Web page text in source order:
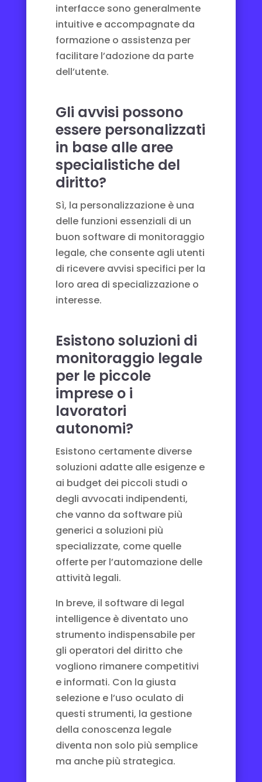
interfacce sono generalmente
intuitive e accompagnate da
formazione o assistenza per
facilitare l’adozione da parte
dell’utente.
Gli avvisi possono
essere personalizzati
in base alle aree
specialistiche del
diritto?
Sì, la personalizzazione è una
delle funzioni essenziali di un
buon software di monitoraggio
legale, che consente agli utenti
di ricevere avvisi specifici per la
loro area di specializzazione o
interesse.
Esistono soluzioni di
monitoraggio legale
per le piccole
imprese o i
lavoratori
autonomi?
Esistono certamente diverse
soluzioni adatte alle esigenze e
ai budget dei piccoli studi o
degli avvocati indipendenti,
che vanno da software più
generici a soluzioni più
specializzate, come quelle
offerte per l’automazione delle
attività legali.
In breve, il software di legal
intelligence è diventato uno
strumento indispensabile per
gli operatori del diritto che
vogliono rimanere competitivi
e informati. Con la giusta
selezione e l’uso oculato di
questi strumenti, la gestione
della conoscenza legale
diventa non solo più semplice
ma anche più strategica.